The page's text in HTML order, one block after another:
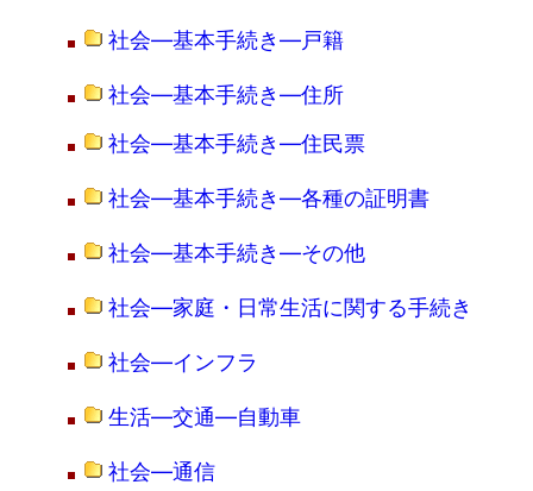
社会―基本手続き―戸籍
社会―基本手続き―住所
社会―基本手続き―住民票
社会―基本手続き―各種の証明書
社会―基本手続き―その他
社会―家庭・日常生活に関する手続き
社会―インフラ
生活―交通―自動車
社会―通信